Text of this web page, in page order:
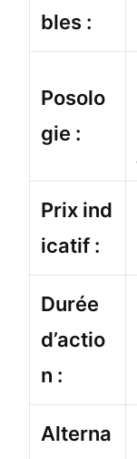
bles :
Posolo
gie :
Prix ind
icatif :
Durée
d’actio
n :
Alterna